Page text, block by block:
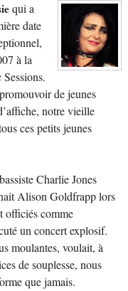
qui a
date
à la
de jeunes
notre vieille
ces petits jeunes
Charlie Jones
Alison Goldfrapp lors
officiés comme
un concert explosif.
moulantes, voulait, à
de souplesse, nous
que jamais.